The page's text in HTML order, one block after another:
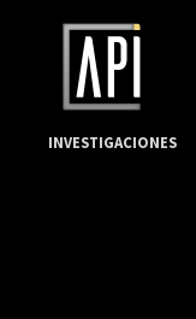
INVESTIGACIONES